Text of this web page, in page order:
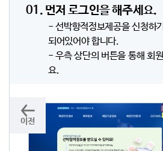
01. 먼저 로그인을 해주세요.
- 선박항적정보제공을 신청하
되어있어야 합니다.
- 우측 상단의 버튼을 통해 회
요.
이전